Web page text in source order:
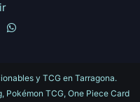
y TCG en Tarragona.
Pokémon TCG, One Piece Card